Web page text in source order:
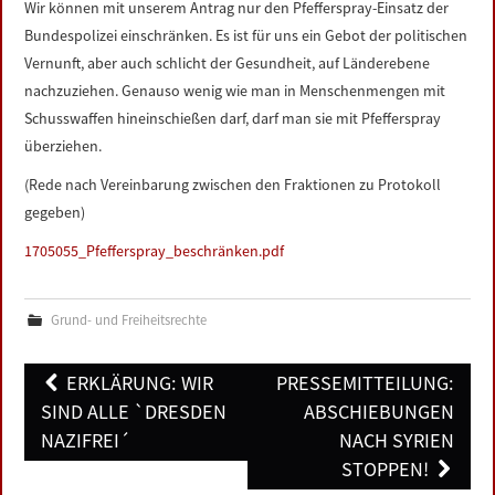
Wir können mit unserem Antrag nur den Pfefferspray-Einsatz der
Bundespolizei einschränken. Es ist für uns ein Gebot der politischen
Vernunft, aber auch schlicht der Gesundheit, auf Länderebene
nachzuziehen. Genauso wenig wie man in Menschenmengen mit
Schusswaffen hineinschießen darf, darf man sie mit Pfefferspray
überziehen.
(Rede nach Vereinbarung zwischen den Fraktionen zu Protokoll
gegeben)
1705055_Pfefferspray_beschränken.pdf
Grund- und Freiheitsrechte
Post
navigation
ERKLÄRUNG: WIR
SIND ALLE `DRESDEN
NAZIFREI´
PRESSEMITTEILUNG:
ABSCHIEBUNGEN
NACH SYRIEN
STOPPEN!